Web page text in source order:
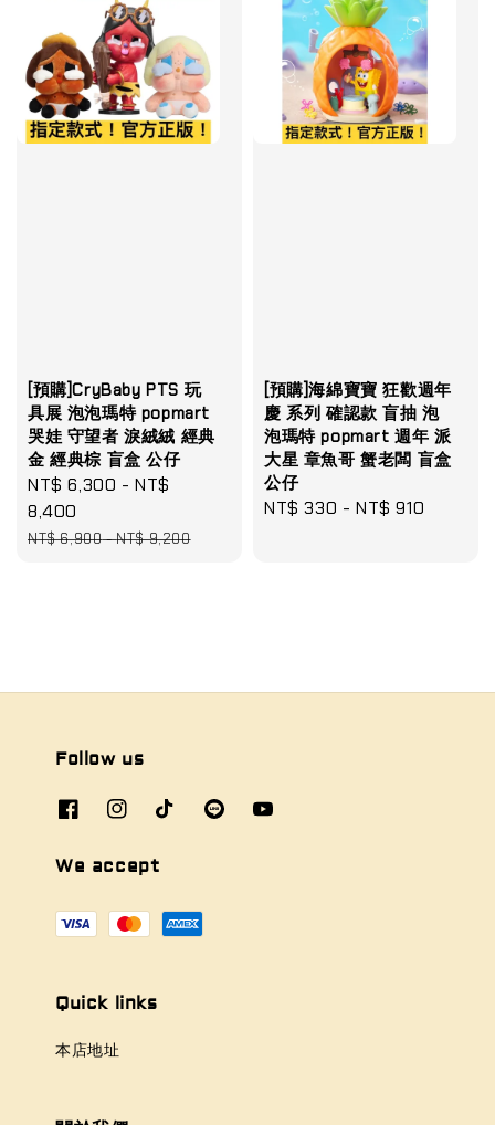
[預購]CryBaby PTS 玩
具展 泡泡瑪特 popmart
哭娃 守望者 淚絨絨 經典
金 經典棕 盲盒 公仔
Sale
price
NT$ 6,300 -NT$
8,400
Regular
NT$ 6,900-NT$ 9,200
[預購]海綿寶寶 狂歡週年
慶 系列 確認款 盲抽 泡
泡瑪特 popmart 週年 派
大星 章魚哥 蟹老闆 盲盒
公仔
Regular
NT$ 330 -NT$ 910
Follow us
We accept
Quick links
本店地址